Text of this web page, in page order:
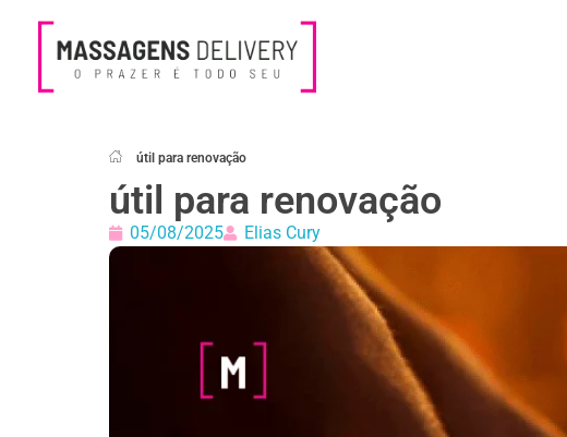
útil para renovação
útil para renovação
05/08/2025 Elias Cury